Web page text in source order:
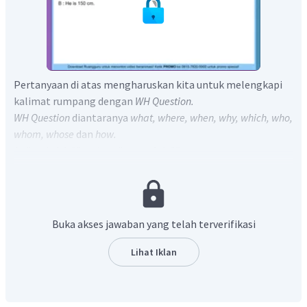
Pertanyaan di atas mengharuskan kita untuk melengkapi
kalimat rumpang dengan WH Question.
WH Question diantaranya what, where, when, why, which, who,
whom, whose dan how.
artinya "Dia 150 cm", menunjukan
mengenai tinggi dari Ariz yaitu 150 cm. Kata
(kuantitas), harga, usia, tinggi badan, jarak, durasi, cara dan
frekuensi. Kalimat tersebut menunjukan mengenai tinggi
badan seseorang, sehingga kata tanya
Buka akses jawaban yang telah terverifikasi
Lihat Iklan